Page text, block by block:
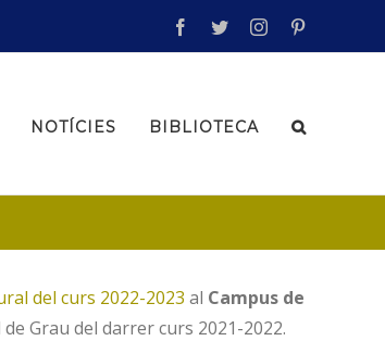
facebook
twitterinstagram
NOTÍCIES BIBLIOTECA
del curs 2022-2023 al Campus de
Grau del darrer curs 2021-2022.